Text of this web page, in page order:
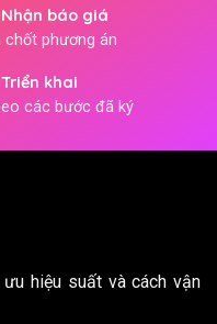
báo giá
chốt phương án
khai
các bước đã ký
hiệu suất và cách vận